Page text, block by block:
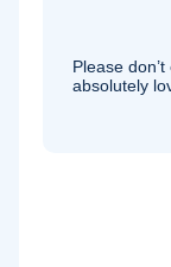
Please
absolutely